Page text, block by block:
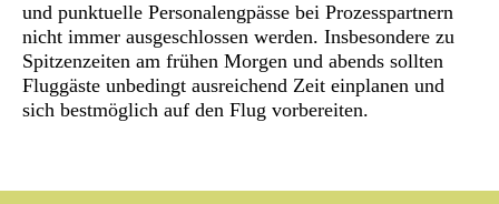
und punktuelle Personalengpässe bei Prozesspartnern
nicht immer ausgeschlossen werden. Insbesondere zu
Spitzenzeiten am frühen Morgen und abends sollten
Fluggäste unbedingt ausreichend Zeit einplanen und
sich bestmöglich auf den Flug vorbereiten.